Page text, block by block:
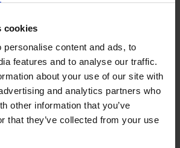
cookies
personalise content and ads, to
features and to analyse our traffic.
about your use of our site with
and analytics partners who
other information that you’ve
that they’ve collected from your use